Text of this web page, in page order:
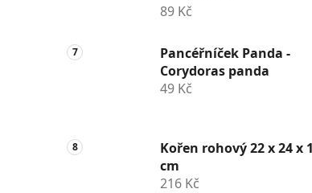
89 Kč
Pancéřníček Panda -
Corydoras panda
49 Kč
Kořen rohový 22 x 24 x
cm
216 Kč